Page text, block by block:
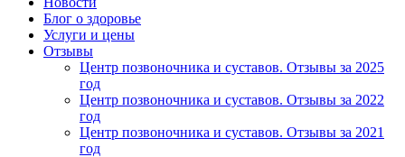
Блог о здоровье
Услуги и цены
Отзывы
Центр позвоночника и суставов. Отзывы за 2025
год
Центр позвоночника и суставов. Отзывы за 2022
год
Центр позвоночника и суставов. Отзывы за 2021
год